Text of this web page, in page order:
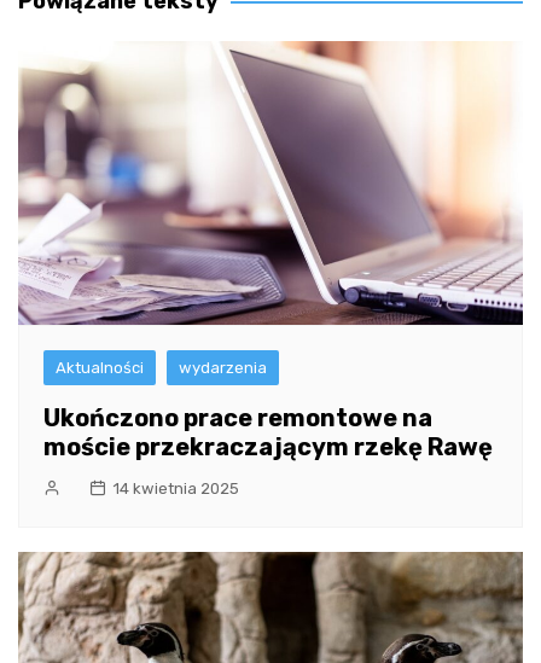
Aktualności wydarzenia
Ukończono prace remontowe na
moście przekraczającym rzekę Rawę
14 kwietnia 2025